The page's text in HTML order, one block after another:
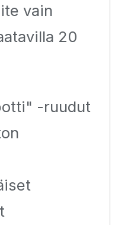
vain
20
-ruudut